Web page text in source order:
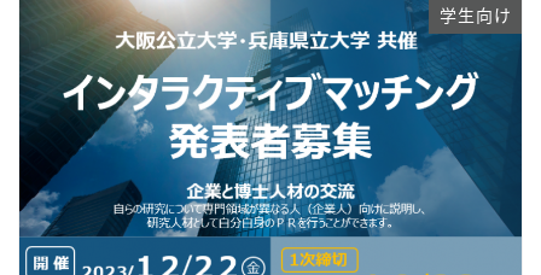
学生向け